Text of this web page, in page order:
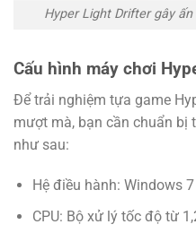
Hyper Light Drifter gây
Cấu hình máy chơi
Để trải nghiệm tựa game
mượt mà, bạn cần chuẩn bị
như sau:
Hệ điều hành: Windows
CPU: Bộ xử lý tốc độ từ